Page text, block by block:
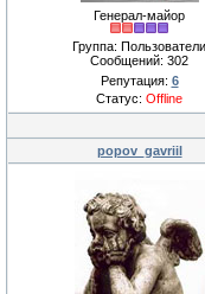
Генерал-майор
Группа: Пользователи
Сообщений: 302
Репутация: 6
Статус: Offline
popov_gavriil